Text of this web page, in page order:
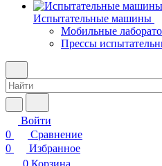
Испытательные машины
Мобильные
Прессы
Войти
0
Сравнение
0
Избранное
0 Корзина